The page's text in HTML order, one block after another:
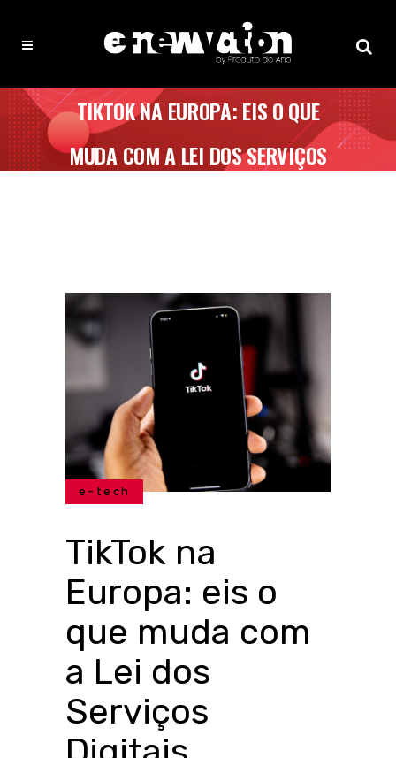
TIKTOK NA EUROPA: EIS O QUE
MUDA COM A LEI DOS SERVIÇOS
e-tech
TikTok na
Europa: eis o
que muda com
a Lei dos
Serviços